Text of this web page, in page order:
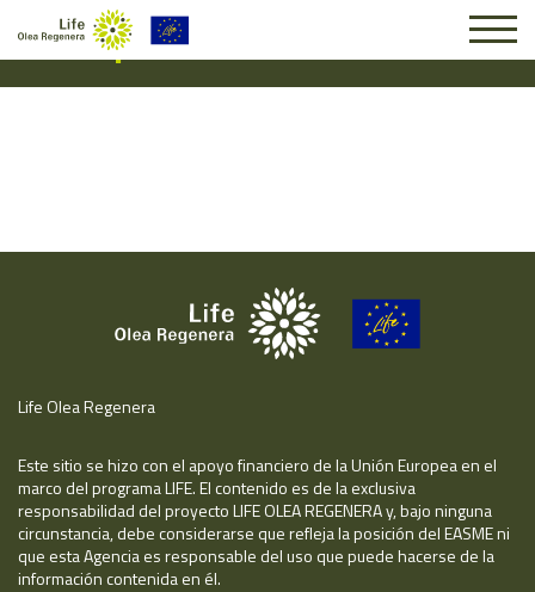
Suscripción #16311
Life Olea Regenera
Este sitio se hizo con el apoyo financiero de la Unión Europea en el
marco del programa LIFE. El contenido es de la exclusiva
responsabilidad del proyecto LIFE OLEA REGENERA y, bajo ninguna
circunstancia, debe considerarse que refleja la posición del EASME ni
que esta Agencia es responsable del uso que puede hacerse de la
información contenida en él.